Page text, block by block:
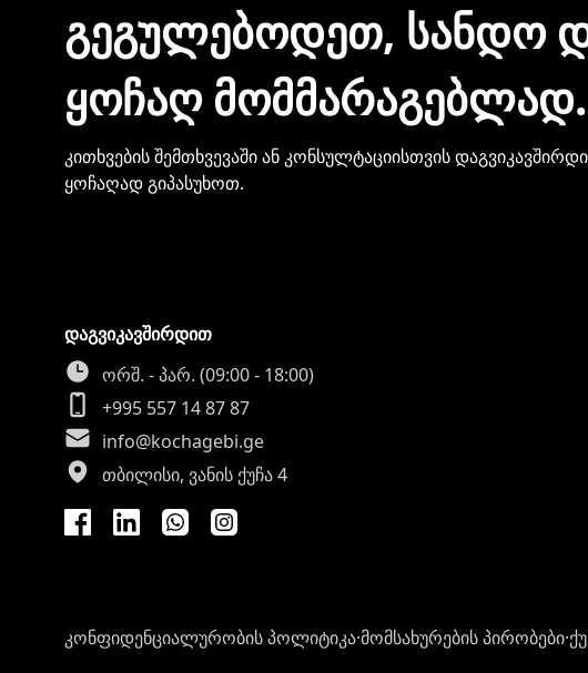
ᲒᲔᲒᲣᲚᲔᲑᲝᲓᲔᲗ, ᲡᲐᲜᲓᲝ
ᲧᲝᲩᲐᲦ ᲛᲝᲛᲛᲐᲠᲐᲒᲔᲑᲚᲐᲓ.
კითხვების შემთხვევაში ან კონსულტაციისთვის
ყოჩაღად გიპასუხოთ.
დაგვიკავშირდით
ორშ. - პარ. (09:00 - 18:00)
+995 557 14 87 87
info@kochagebi.ge
თბილისი, ვანის ქუჩა 4
კონფიდენციალურობის პოლიტიკა·მომსახურების პირობები·